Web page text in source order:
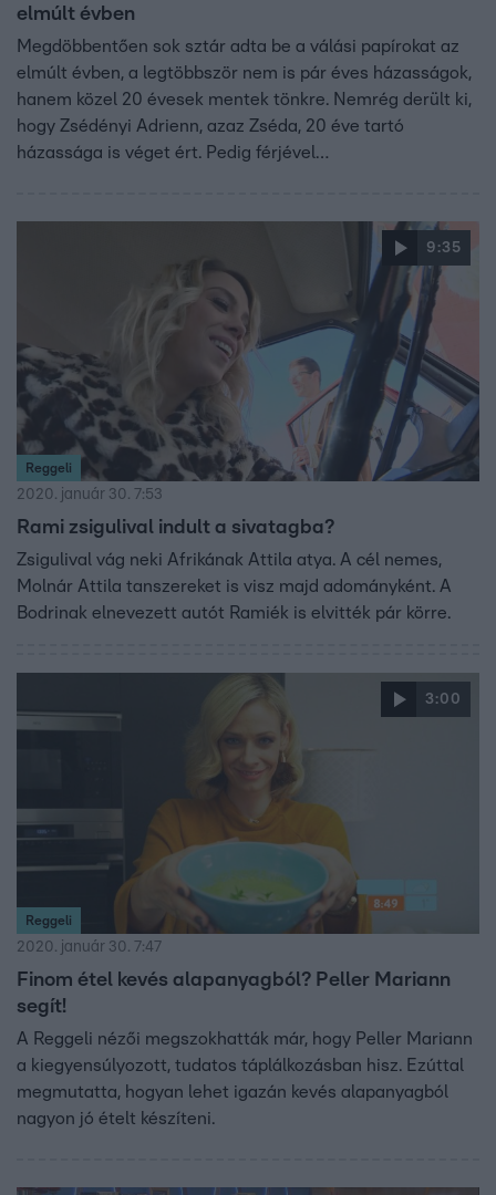
elmúlt évben
Megdöbbentően sok sztár adta be a válási papírokat az
elmúlt évben, a legtöbbször nem is pár éves házasságok,
hanem közel 20 évesek mentek tönkre. Nemrég derült ki,
hogy Zsédényi Adrienn, azaz Zséda, 20 éve tartó
házassága is véget ért. Pedig férjével
9:35
Reggeli
2020. január 30. 7:53
Rami zsigulival indult a sivatagba?
Zsigulival vág neki Afrikának Attila atya. A cél nemes,
Molnár Attila tanszereket is visz majd adományként. A
Bodrinak elnevezett autót Ramiék is elvitték pár körre.
3:00
Reggeli
2020. január 30. 7:47
Finom étel kevés alapanyagból? Peller Mariann
segít!
A Reggeli nézői megszokhatták már, hogy Peller Mariann
a kiegyensúlyozott, tudatos táplálkozásban hisz. Ezúttal
megmutatta, hogyan lehet igazán kevés alapanyagból
nagyon jó ételt készíteni.